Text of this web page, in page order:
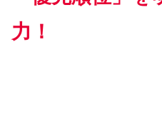
力！